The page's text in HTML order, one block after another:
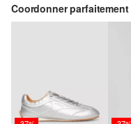
Coordonner parfaitement